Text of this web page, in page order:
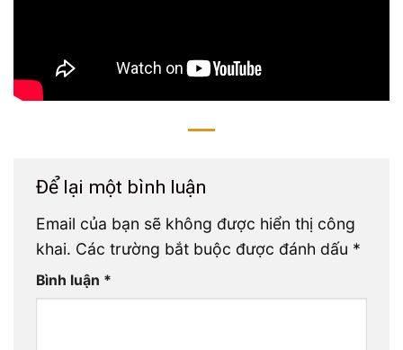
Để lại một bình luận
Email của bạn sẽ không được hiển thị công
khai. Các trường bắt buộc được đánh dấu *
Bình luận *